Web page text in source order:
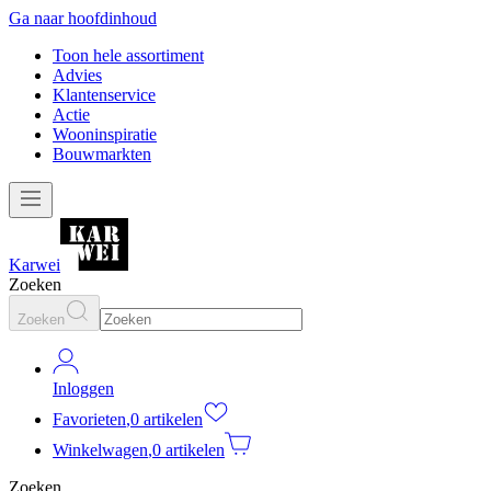
Ga naar hoofdinhoud
Toon hele assortiment
Advies
Klantenservice
Actie
Wooninspiratie
Bouwmarkten
Karwei
Zoeken
Zoeken
Inloggen
Favorieten,0 artikelen
Winkelwagen,0 artikelen
Zoeken